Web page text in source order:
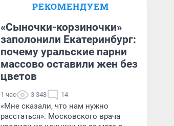
РЕКОМЕНДУЕМ
«Сыночки-корзиночки»
заполонили Екатеринбург:
почему уральские парни
массово оставили жен без
цветов
1 час 3 348 14
«Мне сказали, что нам нужно
расстаться». Московского врача